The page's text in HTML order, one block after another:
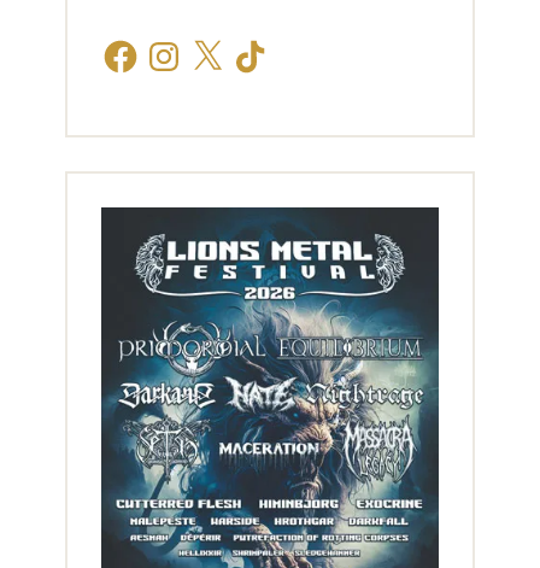
FacebookInstagram
X TikTok